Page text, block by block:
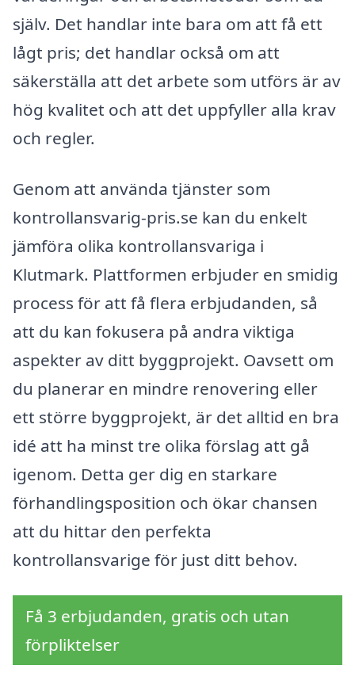
själv. Det handlar inte bara om att få ett
lågt pris; det handlar också om att
säkerställa att det arbete som utförs är av
hög kvalitet och att det uppfyller alla krav
och regler.
Genom att använda tjänster som
kontrollansvarig-pris.se kan du enkelt
jämföra olika kontrollansvariga i
Klutmark. Plattformen erbjuder en smidig
process för att få flera erbjudanden, så
att du kan fokusera på andra viktiga
aspekter av ditt byggprojekt. Oavsett om
du planerar en mindre renovering eller
ett större byggprojekt, är det alltid en bra
idé att ha minst tre olika förslag att gå
igenom. Detta ger dig en starkare
förhandlingsposition och ökar chansen
att du hittar den perfekta
kontrollansvarige för just ditt behov.
Få 3 erbjudanden, gratis och utan
förpliktelser